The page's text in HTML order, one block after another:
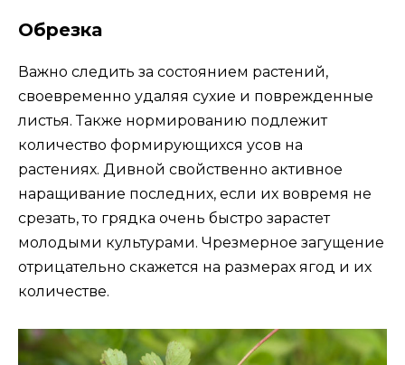
Обрезка
Важно следить за состоянием растений,
своевременно удаляя сухие и поврежденные
листья. Также нормированию подлежит
количество формирующихся усов на
растениях. Дивной свойственно активное
наращивание последних, если их вовремя не
срезать, то грядка очень быстро зарастет
молодыми культурами. Чрезмерное загущение
отрицательно скажется на размерах ягод и их
количестве.